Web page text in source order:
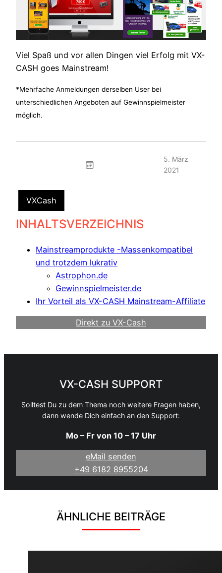
Viel Spaß und vor allen Dingen viel Erfolg mit VX-
CASH goes Mainstream!
*Mehrfache Anmeldungen derselben User bei
unterschiedlichen Angeboten auf Gewinnspielmeister
möglich.
5. März
2021
VXCash
INHALTSVERZEICHNIS
Mainstreamprodukte -Massenkompatibel
und trotzdem lukrativ
Astrophon.de
Gewinnspielmeister.de
Ihr Vorteil als VX-CASH Mainstream-Affiliate
Direkt zu VX-Cash
VX-CASH SUPPORT
Solltest Du zu dem Thema noch weitere Fragen haben,
dann wende Dich einfach an den Support:
Mo – Fr von 10 – 17 Uhr
eMail senden
+49 6182 8955204
ÄHNLICHE BEITRÄGE